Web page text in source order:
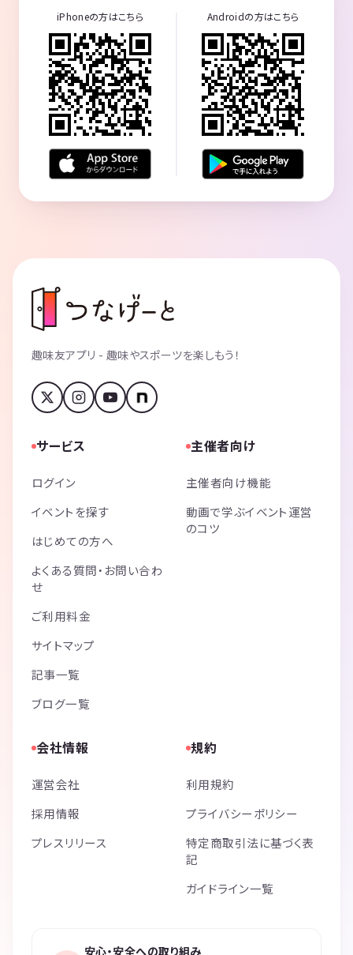
iPhoneの方はこちら Androidの方はこちら
趣味友アプリ - 趣味やスポーツを楽しもう！
サービス
ログイン
イベントを探す
はじめての方へ
よくある質問・お問い合わ
せ
ご利用料金
サイトマップ
記事一覧
ブログ一覧
主催者向け
主催者向け機能
動画で学ぶイベント運営
のコツ
会社情報
運営会社
採用情報
プレスリリース
規約
利用規約
プライバシーポリシー
特定商取引法に基づく表
記
ガイドライン一覧
安心・安全への取り組み